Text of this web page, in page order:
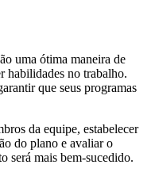
uma ótima maneira de
habilidades no trabalho.
que seus programas
da equipe, estabelecer
do plano e avaliar o
será mais bem-sucedido.